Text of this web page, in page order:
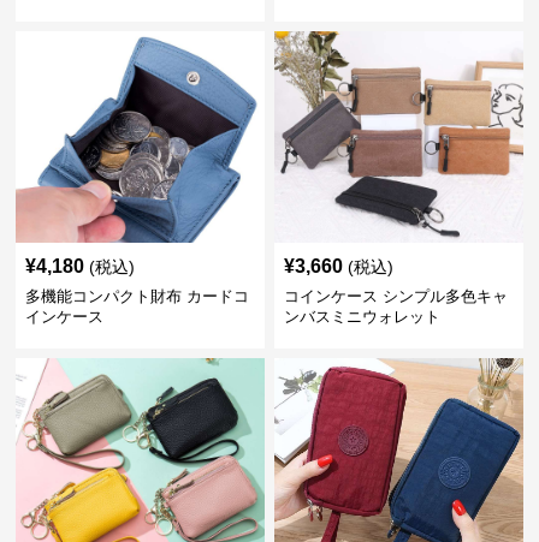
¥4,180 (税込)
多機能コンパクト財布 カードコ
インケース
¥3,660 (税込)
コインケース シンプル多色キャ
ンバスミニウォレット